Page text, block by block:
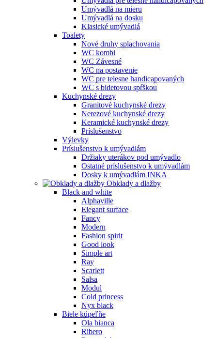
Umývadlá na mieru
Umývadlá na dosku
Klasické umývadlá
Toalety
Nové druhy splachovania
WC kombi
WC Závesné
WC na postavenie
WC pre telesne handicapovaných
WC s bidetovou spŕškou
Kuchynské drezy
Granitové kuchynské drezy
Nerezové kuchynské drezy
Keramické kuchynské drezy
Príslušenstvo
Výlevky
Príslušenstvo k umývadlám
Držiaky uterákov pod umývadlo
Ostatné príslušenstvo k umývadlám
Dosky k umývadlám INKA
Obklady a dlažby
Black and white
Alphaville
Elegant surface
Fancy
Modern
Fashion spirit
Good look
Simple art
Ray
Scarlett
Salsa
Modul
Cold princess
Nyx black
Biele kúpeľňe
Ola bianca
Ribero